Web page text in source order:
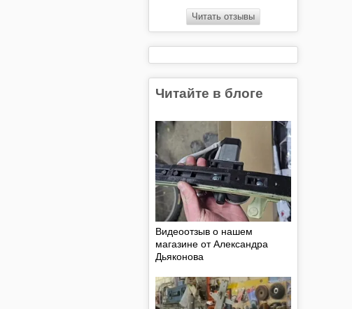
Читать отзывы
Читайте в блоге
Видеоотзыв о нашем
магазине от Александра
Дьяконова